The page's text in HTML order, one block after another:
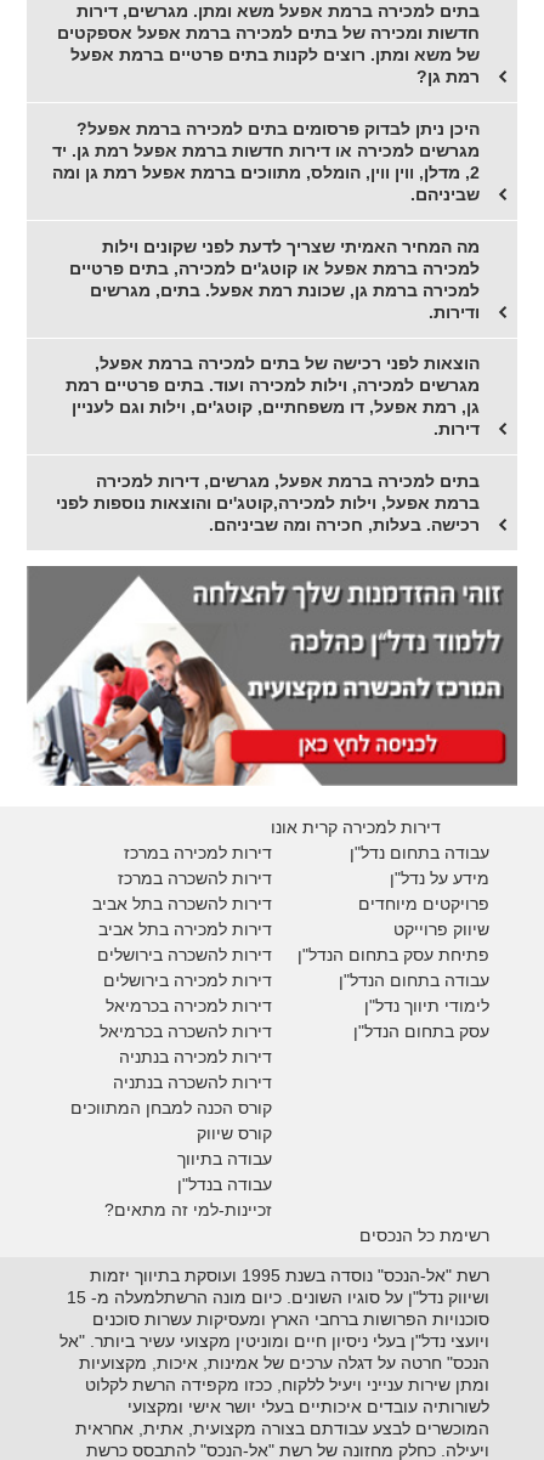
בתים למכירה ברמת אפעל משא ומתן. מגרשים, דירות
חדשות ומכירה של בתים למכירה ברמת אפעל אספקטים
של משא ומתן. רוצים לקנות בתים פרטיים ברמת אפעל
רמת גן?
היכן ניתן לבדוק פרסומים בתים למכירה ברמת אפעל?
מגרשים למכירה או דירות חדשות ברמת אפעל רמת גן. יד
2, מדלן, ווין ווין, הומלס, מתווכים ברמת אפעל רמת גן ומה
שביניהם.
מה המחיר האמיתי שצריך לדעת לפני שקונים וילות
למכירה ברמת אפעל או קוטג'ים למכירה, בתים פרטיים
למכירה ברמת גן, שכונת רמת אפעל. בתים, מגרשים
ודירות.
הוצאות לפני רכישה של בתים למכירה ברמת אפעל,
מגרשים למכירה, וילות למכירה ועוד. בתים פרטיים רמת
גן, רמת אפעל, דו משפחתיים, קוטג'ים, וילות וגם לעניין
דירות.
בתים למכירה ברמת אפעל, מגרשים, דירות למכירה
ברמת אפעל, וילות למכירה,קוטג'ים והוצאות נוספות לפני
רכישה. בעלות, חכירה ומה שביניהם.
דירות למכירה קרית אונו
דירות למכירה במרכז
דירות להשכרה במרכז
דירות להשכרה בתל אביב
דירות למכירה בתל אביב
דירות להשכרה בירושלים
דירות למכירה בירושלים
דירות למכירה בכרמיאל
דירות להשכרה בכרמיאל
דירות למכירה בנתניה
דירות להשכרה בנתניה
קורס הכנה למבחן המתווכים
קורס שיווק
עבודה בתיווך
עבודה בנדל"ן
זכיינות-למי זה מתאים?
עבודה בתחום נדל"ן
מידע על נדל"ן
פרויקטים מיוחדים
שיווק פרוייקט
פתיחת עסק בתחום הנדל"ן
עבודה בתחום הנדל"ן
לימודי תיווך נדל"ן
עסק בתחום הנדל"ן
רשימת כל הנכסים
רשת "אל-הנכס" נוסדה בשנת 1995 ועוסקת בתיווך יזמות
ושיווק נדל"ן על סוגיו השונים. כיום מונה הרשתלמעלה מ- 15
סוכנויות הפרושות ברחבי הארץ ומעסיקות עשרות סוכנים
ויועצי נדל"ן בעלי ניסיון חיים ומוניטין מקצועי עשיר ביותר. "אל
הנכס" חרטה על דגלה ערכים של אמינות, איכות, מקצועיות
ומתן שירות ענייני ויעיל ללקוח, ככזו מקפידה הרשת לקלוט
לשורותיה עובדים איכותיים בעלי יושר אישי ומקצועי
המוכשרים לבצע עבודתם בצורה מקצועית, אתית, אחראית
ויעילה. כחלק מחזונה של רשת "אל-הנכס" להתבסס כרשת